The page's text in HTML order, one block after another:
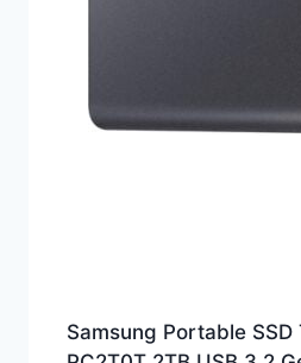
Samsung Portable SSD